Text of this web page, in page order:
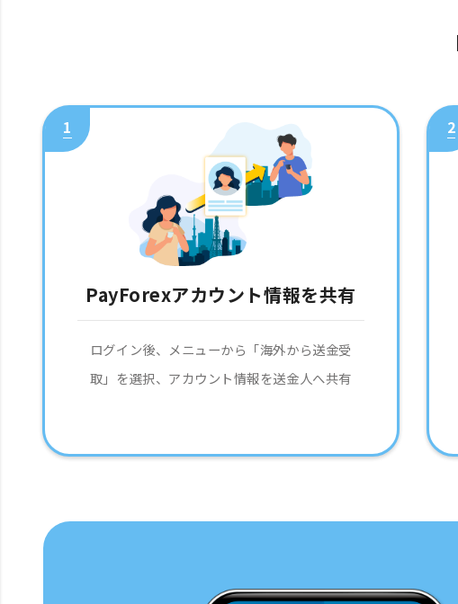
1
PayForexアカウント情報を共有
ログイン後、メニューから「海外から送金受
取」を選択、アカウント情報を送金人へ共有
2